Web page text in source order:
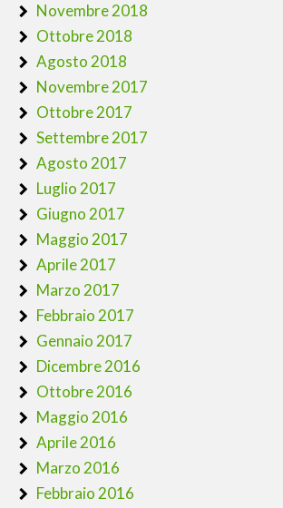
Novembre 2018
Ottobre 2018
Agosto 2018
Novembre 2017
Ottobre 2017
Settembre 2017
Agosto 2017
Luglio 2017
Giugno 2017
Maggio 2017
Aprile 2017
Marzo 2017
Febbraio 2017
Gennaio 2017
Dicembre 2016
Ottobre 2016
Maggio 2016
Aprile 2016
Marzo 2016
Febbraio 2016